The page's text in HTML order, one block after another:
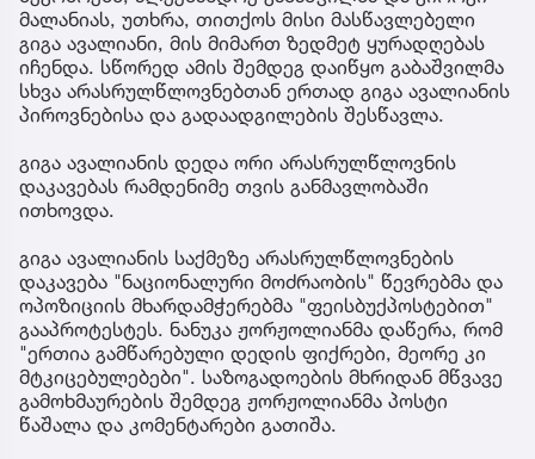
მალანიას, უთხრა, თითქოს მისი მასწავლებელი
გიგა ავალიანი, მის მიმართ ზედმეტ ყურადღებას
იჩენდა. სწორედ ამის შემდეგ დაიწყო გაბაშვილმა
სხვა არასრულწლოვნებთან ერთად გიგა ავალიანის
პიროვნებისა და გადაადგილების შესწავლა.
გიგა ავალიანის დედა ორი არასრულწლოვნის
დაკავებას რამდენიმე თვის განმავლობაში
ითხოვდა.
გიგა ავალიანის საქმეზე არასრულწლოვნების
დაკავება "ნაციონალური მოძრაობის" წევრებმა და
ოპოზიციის მხარდამჭერებმა "ფეისბუქპოსტებით"
გააპროტესტეს. ნანუკა ჟორჟოლიანმა დაწერა, რომ
"ერთია გამწარებული დედის ფიქრები, მეორე კი
მტკიცებულებები". საზოგადოების მხრიდან მწვავე
გამოხმაურების შემდეგ ჟორჟოლიანმა პოსტი
წაშალა და კომენტარები გათიშა.